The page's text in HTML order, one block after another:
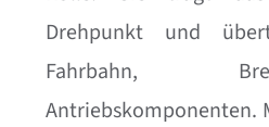
Drehpunkt und
Fahrbahn,
Antriebskomponenten.